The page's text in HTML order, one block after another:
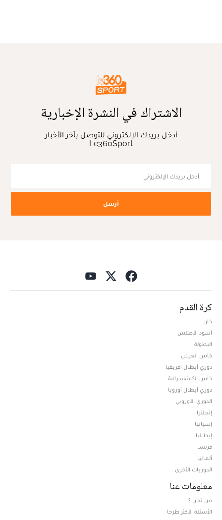
الاشتراك في النشرة الإخبارية
أدخل بريدك الإلكتروني للتوصل بآخر الأخبار
Le360Sport
أرسل
كرة القدم
كان
أسود الأطلس
البطولة
كأس العرش
دوري أبطال افريقيا
كأس الكونفيدرالية
دوري أبطال أوروبا
الدوري الأوروبي
إنجلترا
إسبانيا
إيطاليا
فرنسا
ألمانيا
الدوريات الأخرى
معلومات عنا
من نحن ؟
الأسئلة الأكثر طرحا